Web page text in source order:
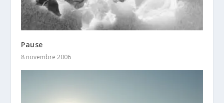
Pause
8 novembre 2006